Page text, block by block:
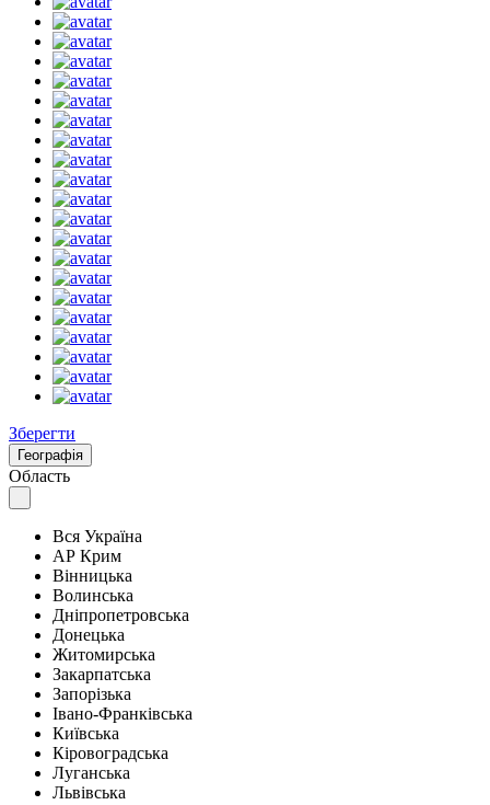
Зберегти
Географія
Область
Вся Україна
АР Крим
Вінницька
Волинська
Дніпропетровська
Донецька
Житомирська
Закарпатська
Запорізька
Івано-Франківська
Київська
Кіровоградська
Луганська
Львівська